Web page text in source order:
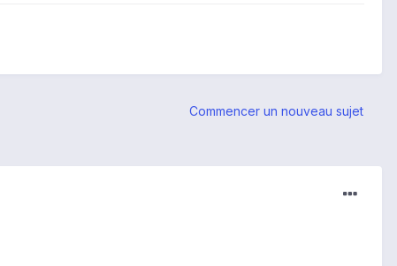
Commencer un nouveau sujet